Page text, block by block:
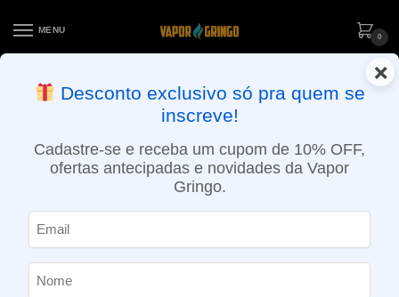
MENU
0
ENTREGA NO MESMO DIA EM SÃO PAULO (SEG A SEX): PEDIDOS
APROVADOS ATÉ 15:30 VIA MOTOBOY
×
Desconto exclusivo só pra quem se
inscreve!
Cadastre-se e receba um cupom de 10% OFF,
ofertas antecipadas e novidades da Vapor
Gringo.